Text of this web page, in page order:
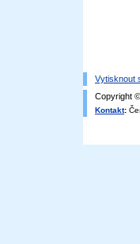
Vytisknout
Copyright
Kontakt: